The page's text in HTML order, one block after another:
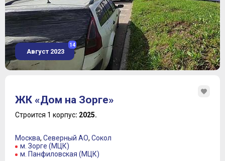
Август 2023
14
ЖК «Дом на Зорге»
Строится 1 корпус: 2025.
Москва, Северный АО, Сокол
м. Зорге (МЦК)
м. Панфиловская (МЦК)